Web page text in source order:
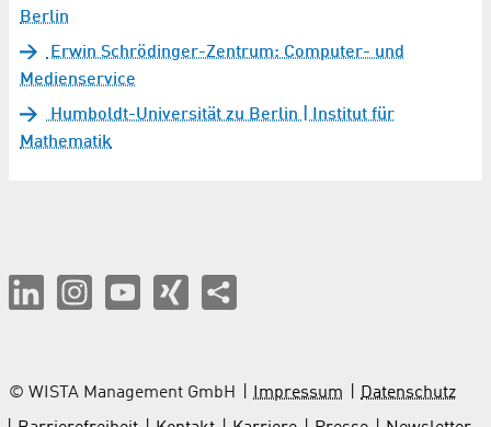
Berlin
Erwin Schrödinger-Zentrum: Computer- und
Medienservice
Humboldt-Universität zu Berlin | Institut für
Mathematik
© WISTA Management GmbH Impressum
Datenschutz